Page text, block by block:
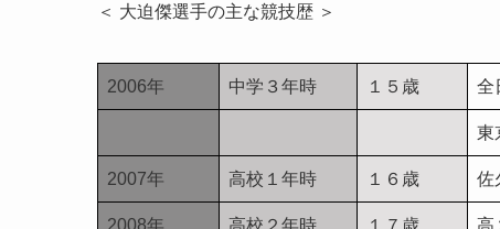
＜ 大迫傑選手の主な競技歴 ＞
2006年 中学３年時 １５歳 全
2007年 高校１年時 １６歳 佐
2008年 高校２年時 １７歳 高